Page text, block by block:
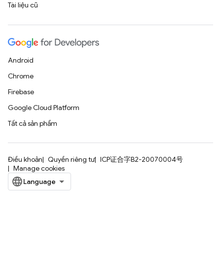
Tài liệu cũ
Android
Chrome
Firebase
Google Cloud Platform
Tất cả sản phẩm
Điều khoản Quyền riêng tư
ICP证合字B2-20070004号
Manage cookies